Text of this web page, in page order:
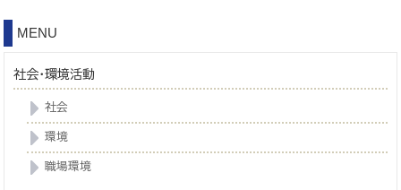
MENU
社会・環境活動
社会
環境
職場環境